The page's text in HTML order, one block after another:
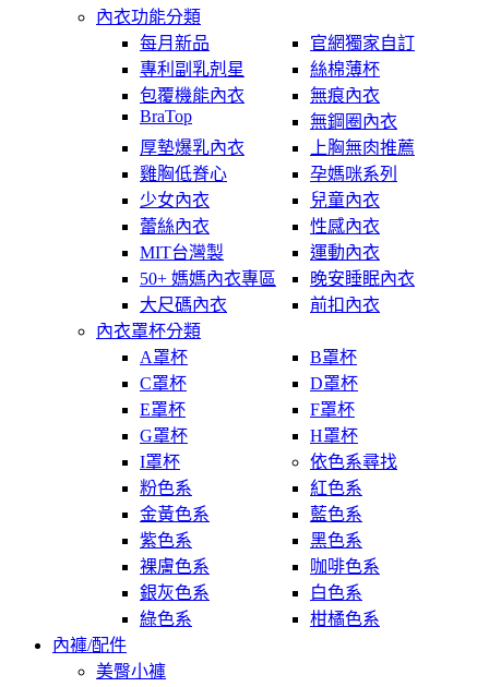
內衣功能分類
每月新品
官網獨家自訂
專利副乳剋星
絲棉薄杯
包覆機能內衣
無痕內衣
BraTop
無鋼圈內衣
厚墊爆乳內衣
上胸無肉推薦
雞胸低脊心
孕媽咪系列
少女內衣
兒童內衣
蕾絲內衣
性感內衣
MIT台灣製
運動內衣
50+ 媽媽內衣專區
晚安睡眠內衣
大尺碼內衣
前扣內衣
內衣罩杯分類
A罩杯
B罩杯
C罩杯
D罩杯
E罩杯
F罩杯
G罩杯
H罩杯
I罩杯
依色系尋找
粉色系
紅色系
金黃色系
藍色系
紫色系
黑色系
裸膚色系
咖啡色系
銀灰色系
白色系
綠色系
柑橘色系
內褲/配件
美臀小褲